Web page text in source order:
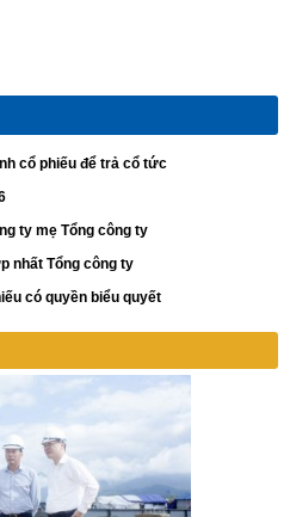
cổ phiếu để trả cổ tức
ty mẹ Tổng công ty
nhất Tổng công ty
có quyền biểu quyết